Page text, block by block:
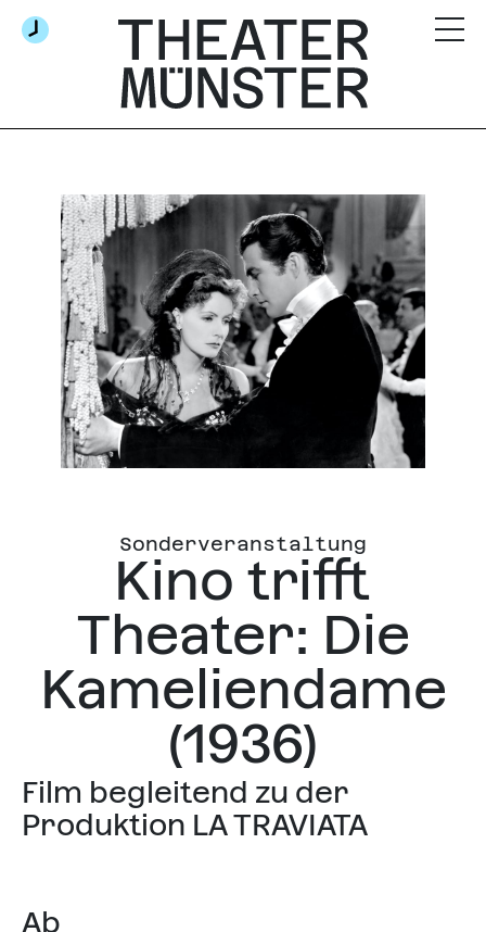
Sonderveranstaltung
Kino trifft
Theater: Die
Kameliendame
(1936)
Film begleitend zu der
Produktion LA TRAVIATA
Ab